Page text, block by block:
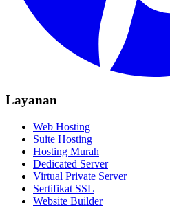
Layanan
Web Hosting
Suite Hosting
Hosting Murah
Dedicated Server
Virtual Private Server
Sertifikat SSL
Website Builder